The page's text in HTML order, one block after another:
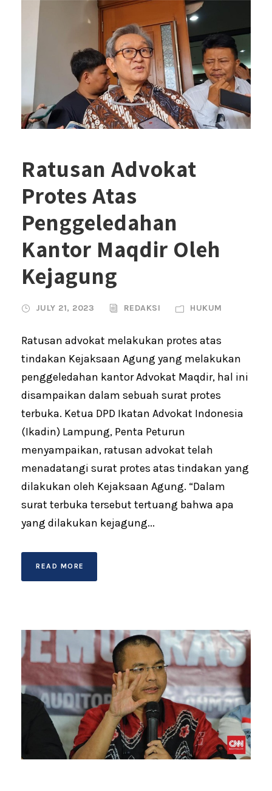
Ratusan Advokat
Protes Atas
Penggeledahan
Kantor Maqdir Oleh
Kejagung
JULY 21, 2023 REDAKSI HUKUM
Ratusan advokat melakukan protes atas
tindakan Kejaksaan Agung yang melakukan
penggeledahan kantor Advokat Maqdir, hal ini
disampaikan dalam sebuah surat protes
terbuka. Ketua DPD Ikatan Advokat Indonesia
(Ikadin) Lampung, Penta Peturun
menyampaikan, ratusan advokat telah
menadatangi surat protes atas tindakan yang
dilakukan oleh Kejaksaan Agung. “Dalam
surat terbuka tersebut tertuang bahwa apa
yang dilakukan kejagung...
READ MORE